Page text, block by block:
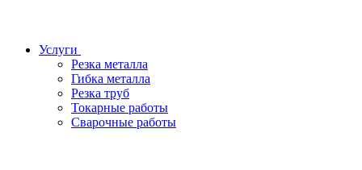
Услуги
Резка металла
Гибка металла
Резка труб
Токарные работы
Сварочные работы